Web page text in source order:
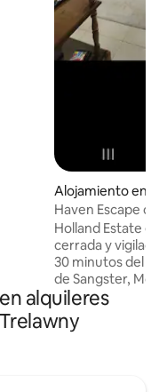
Alojamiento en
Haven Escape
Holland Estate es
cerrada y vigilada
30 minutos del
de Sangster,
Margaritaville y
Rios, Dunns
y más *A 5
alquileres